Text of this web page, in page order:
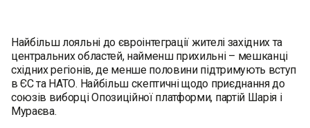
Найбільш лояльні до євроінтеграції жителі західних та
центральних областей, найменш прихильні – мешканці
східних регіонів, де менше половини підтримують вступ
в ЄС та НАТО. Найбільш скептичні щодо приєднання до
союзів виборці Опозиційної платформи, партій Шарія і
Мураєва.